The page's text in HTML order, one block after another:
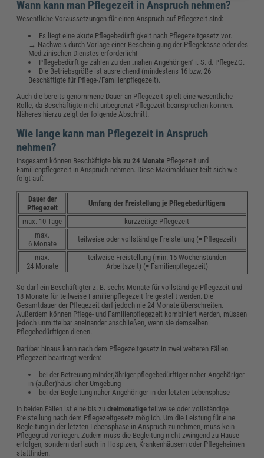
Wann kann man Pflegezeit in Anspruch nehmen?
Wesentliche Voraussetzungen für einen Anspruch auf Pflegezeit sind:
Es liegt eine akute Pflegebedürftigkeit nach Pflegezeitgesetz vor.
→ Nachweis durch Vorlage einer Bescheinigung der Pflegekasse oder des
Medizinischen Dienstes erforderlich!
Pflegebedürftige zählen zu den „nahen Angehörigen“ i. S. d. PflegeZG.
Die Betriebsgröße ist ausreichend (mindestens 16 bzw. 26
Beschäftigte für Pflege-/Familienpflegezeit).
Auch die bereits genommene Dauer an Pflegezeit spielt eine wesentliche
Rolle, da Beschäftigte nicht unbegrenzt Pflegezeit beanspruchen können.
Näheres hierzu zeigt der folgende Abschnitt.
Wie lange kann man Pflegezeit in Anspruch
nehmen?
Insgesamt können Beschäftigte bis zu 24 Monate Pflegezeit und
Familienpflegezeit in Anspruch nehmen. Diese Maximaldauer teilt sich wie
folgt auf:
Dauer der
Pflegezeit
Umfang der Freistellung je Pflegebedürftigem
max. 10 Tage
kurzzeitige Pflegezeit
max.
6 Monate
teilweise oder vollständige Freistellung (= Pflegezeit)
max.
24 Monate
teilweise Freistellung (min. 15 Wochenstunden
Arbeitszeit) (= Familienpflegezeit)
So darf ein Beschäftigter z. B. sechs Monate für vollständige Pflegezeit und
18 Monate für teilweise Familienpflegezeit freigestellt werden. Die
Gesamtdauer der Pflegezeit darf jedoch nie 24 Monate überschreiten.
Außerdem können Pflege- und Familienpflegezeit kombiniert werden, müssen
jedoch unmittelbar aneinander anschließen, wenn sie demselben
Pflegebedürftigen dienen.
Darüber hinaus kann nach dem Pflegezeitgesetz in zwei weiteren Fällen
Pflegezeit beantragt werden:
bei der Betreuung minderjähriger pflegebedürftiger naher Angehöriger
in (außer)häuslicher Umgebung
bei der Begleitung naher Angehöriger in der letzten Lebensphase
In beiden Fällen ist eine bis zudreimonatige teilweise oder vollständige
Freistellung nach dem Pflegezeitgesetz möglich. Um die Leistung für eine
Begleitung in der letzten Lebensphase in Anspruch zu nehmen, muss kein
Pflegegrad vorliegen. Zudem muss die Begleitung nicht zwingend zu Hause
erfolgen, sondern darf auch in Hospizen, Krankenhäusern oder Pflegeheimen
stattfinden.